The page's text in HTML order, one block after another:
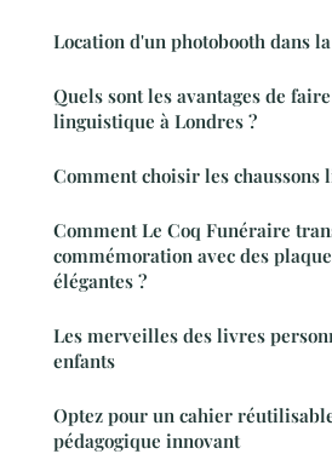
Location d'un photobooth dans
Quels sont les avantages de
linguistique à Londres ?
Comment choisir les chaussons
Comment Le Coq Funéraire
commémoration avec des
élégantes ?
Les merveilles des livres
enfants
Optez pour un cahier
pédagogique innovant